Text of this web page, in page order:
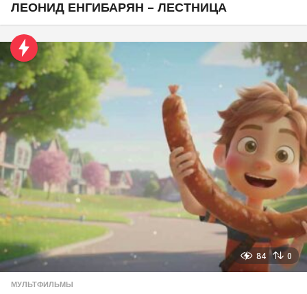
ЛЕОНИД ЕНГИБАРЯН – ЛЕСТНИЦА
84 0
МУЛЬТФИЛЬМЫ